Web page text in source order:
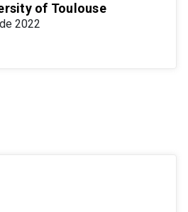
of Toulouse
2022